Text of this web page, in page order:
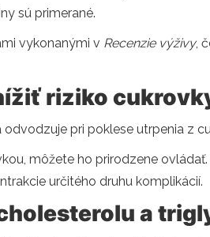
sú primerané.
vykonanými v Recenzie výživy,
riziko
pri poklese utrpenia z
môžete ho prirodzene
určitého druhu komplikácií.
a